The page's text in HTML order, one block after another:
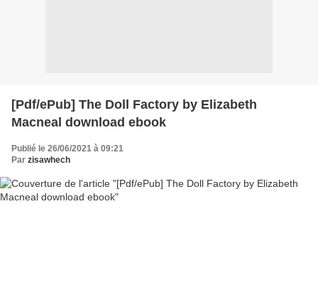
[Pdf/ePub] The Doll Factory by Elizabeth
Macneal download ebook
Publié le 26/06/2021 à 09:21
Par zisawhech